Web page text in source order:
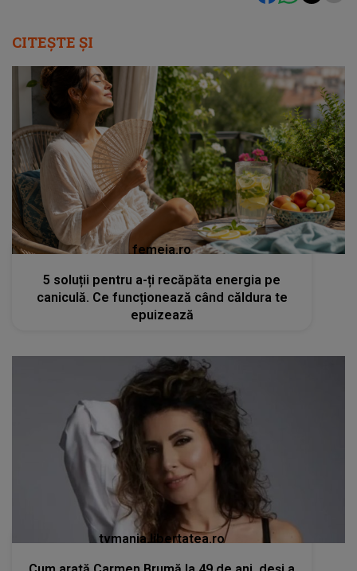
CITEȘTE ȘI
femeia.ro
5 soluții pentru a-ți recăpăta energia pe
caniculă. Ce funcționează când căldura te
epuizează
tvmania.libertatea.ro